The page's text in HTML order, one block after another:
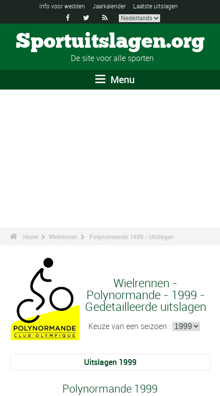
Info voor wedden Jaarkalender Laatste uitslagen
  
Sportuitslagen.org
De site voor alle sporten
Menu
Home Wielrennen Polynormande 1999 - Uitslagen
Wielrennen -
Polynormande - 1999 -
Gedetailleerde uitslagen
Keuze van een seizoen :
Uitslagen 1999
Polynormande 1999